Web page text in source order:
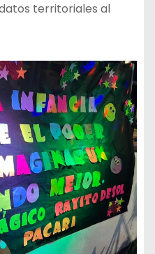
territoriales al